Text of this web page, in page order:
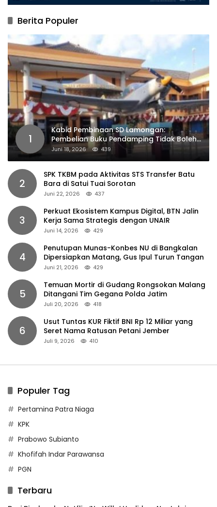
Berita Populer
1
Kabid Pembinaan SD Lamongan:
Pembelian Buku Pendamping Tidak Boleh
Dipaksakan
Juni 18, 2026 439
2
SPK TKBM pada Aktivitas STS Transfer Batu
Bara di Satui Tuai Sorotan
Juni 22, 2026 437
3
Perkuat Ekosistem Kampus Digital, BTN Jalin
Kerja Sama Strategis dengan UNAIR
Juni 14, 2026 429
4
Penutupan Munas-Konbes NU di Bangkalan
Dipersiapkan Matang, Gus Ipul Turun Tangan
Juni 21, 2026 429
5
Temuan Mortir di Gudang Rongsokan Malang
Ditangani Tim Gegana Polda Jatim
Juli 20, 2026 418
6
Usut Tuntas KUR Fiktif BNI Rp 12 Miliar yang
Seret Nama Ratusan Petani Jember
Juli 9, 2026 410
Populer Tag
Pertamina Patra Niaga
KPK
Prabowo Subianto
Khofifah Indar Parawansa
PGN
Terbaru